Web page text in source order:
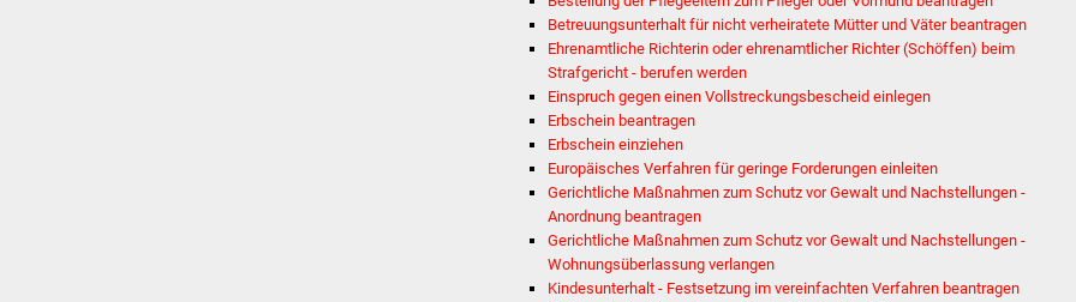
Betreuungsunterhalt für nicht verheiratete Mütter und Väter beantragen
Ehrenamtliche Richterin oder ehrenamtlicher Richter (Schöffen) beim
Strafgericht - berufen werden
Einspruch gegen einen Vollstreckungsbescheid einlegen
Erbschein beantragen
Erbschein einziehen
Europäisches Verfahren für geringe Forderungen einleiten
Gerichtliche Maßnahmen zum Schutz vor Gewalt und Nachstellungen -
Anordnung beantragen
Gerichtliche Maßnahmen zum Schutz vor Gewalt und Nachstellungen -
Wohnungsüberlassung verlangen
Kindesunterhalt - Festsetzung im vereinfachten Verfahren beantragen